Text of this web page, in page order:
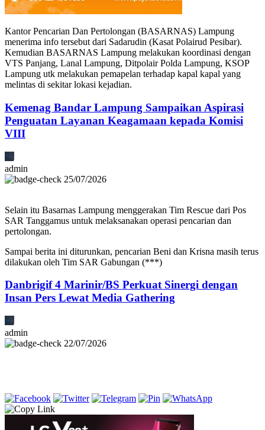
Kantor Pencarian Dan Pertolongan (BASARNAS) Lampung
menerima info tersebut dari Sadarudin (Kasat Polairud Pesibar).
Kemudian BASARNAS Lampung melakukan koordinasi dengan
VTS Panjang, Lanal Lampung, Ditpolair Polda Lampung, KSOP
Lampung utk melakukan pemapelan terhadap kapal kapal yang
melintas di sekitar lokasi kejadian.
Kemenag Bandar Lampung Sampaikan Aspirasi
Penguatan Layanan Keagamaan kepada Komisi
VIII
admin
25/07/2026
Selain itu Basarnas Lampung menggerakan Tim Rescue dari Pos
SAR Tanggamus untuk melaksanakan operasi pencarian dan
pertolongan.
Sampai berita ini diturunkan, pencarian Beni dan Krisna masih terus
dilakukan oleh Tim SAR Gabungan (***)
Danbrigif 4 Marinir/BS Perkuat Sinergi dengan
Insan Pers Lewat Media Gathering
admin
22/07/2026